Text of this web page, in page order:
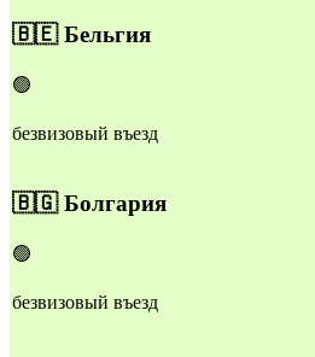
🇧🇪Бельгия
🟢
безвизовый въезд
🇧🇬Болгария
🟢
безвизовый въезд